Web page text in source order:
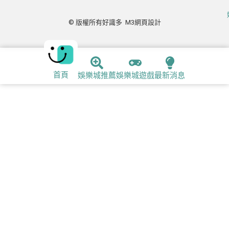
© 版權所有好識多 M3網頁設計
首頁 娛樂城推薦娛樂城遊戲最新消息